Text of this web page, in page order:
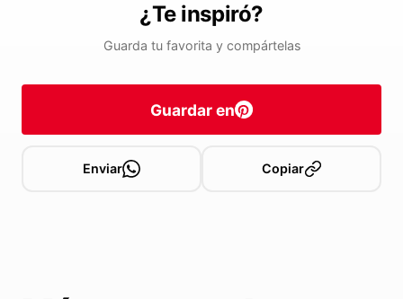
¿Te inspiró?
Guarda tu favorita y compártelas
Guardar en
Enviar Copiar